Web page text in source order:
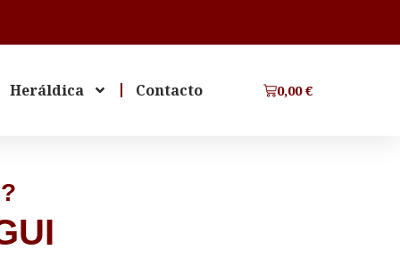
Heráldica Contacto 0,00€